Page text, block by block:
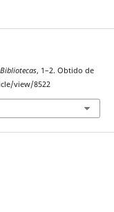
, 1–2. Obtido de
view/8522